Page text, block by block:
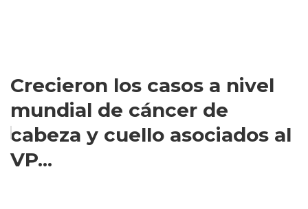
Crecieron los casos a nivel
mundial de cáncer de
cabeza y cuello asociados al
VP...